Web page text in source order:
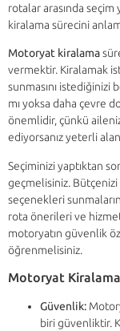
rotalar arasında
kiralama sürecini
Motoryat kiralama
vermektir. Kiralamak
sunmasını
mı yoksa daha çevre
önemlidir, çünkü
ediyorsanız yeterli
Seçiminizi yaptıktan
geçmelisiniz. Bütçenizi
seçenekleri
rota önerileri ve
motoryatın güvenlik
öğrenmelisiniz.
Motoryat
Güvenlik:
biri güvenliktir.